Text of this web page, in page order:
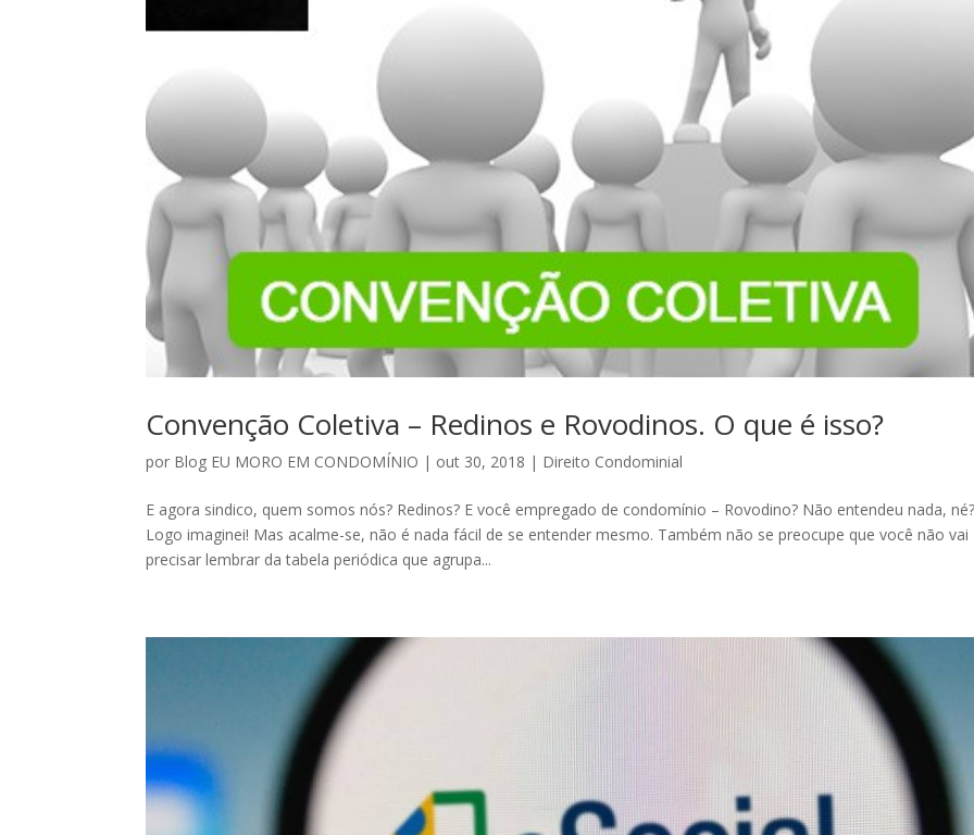
Convenção Coletiva – Redinos e Rovodinos. O que é isso?
por Blog EU MORO EM CONDOMÍNIO | out 30, 2018 | Direito Condominial
E agora sindico, quem somos nós? Redinos? E você empregado de condomínio – Rovodino? Não entendeu nada,
Logo imaginei! Mas acalme-se, não é nada fácil de se entender mesmo. Também não se preocupe que você não vai
precisar lembrar da tabela periódica que agrupa...